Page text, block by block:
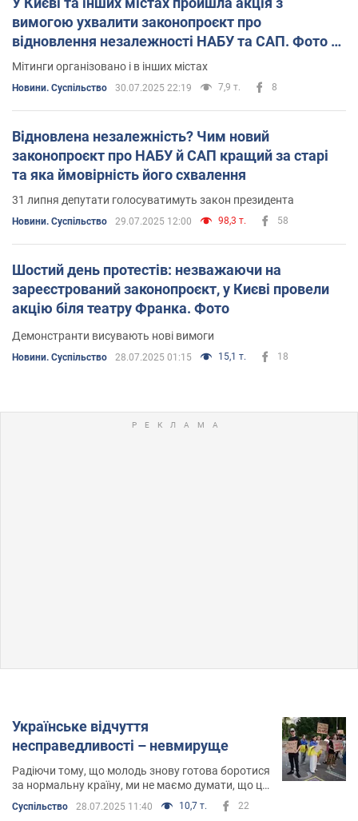
зареєстрували 48 нардепів.
На тлітретього дня протестів, низка нардепів, які голосували
за закон 12414,заявили, що припустилися помилки
Згодом протести продовжилися попри те, що у парламенті
Того ж дняпрезидент підписав новий закон 13533 щодо
повноважень НАБУ і САП
вимогою ухвалити законопроєкт про
відновлення незалежності НАБУ та САП. Фото й
відео
Мітинги організовано і в інших містах
Новини. Суспільство 30.07.2025 22:19 7,9 т. 8
Відновлена незалежність? Чим новий
законопроєкт про НАБУ й САП кращий за старі
та яка ймовірність його схвалення
31 липня депутати голосуватимуть закон президента
Новини. Суспільство 29.07.2025 12:00 98,3 т. 58
Шостий день протестів: незважаючи на
зареєстрований законопроєкт, у Києві провели
акцію біля театру Франка. Фото
Демонстранти висувають нові вимоги
Новини. Суспільство 28.07.2025 01:15 15,1 т. 18
Українське відчуття
несправедливості – невмируще
Радіючи тому, що молодь знову готова боротися
за нормальну країну, ми не маємо думати, що це
якась особлива молодість і до неї протестного
пориву не було. Він завжди був
Суспільство 28.07.2025 11:40 10,7 т. 22